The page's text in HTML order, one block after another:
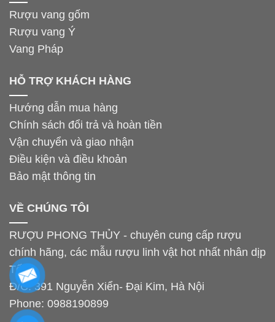
Rượu vang gốm
Rượu vang Ý
Vang Pháp
HỖ TRỢ KHÁCH HÀNG
Hướng dẫn mua hàng
Chính sách đổi trả và hoàn tiền
Vận chuyển và giao nhận
Điều kiện và điều khoản
Bảo mật thông tin
VỀ CHÚNG TÔI
RƯỢU PHONG THỦY - chuyên cung cấp rượu
chính hãng, các mẫu rượu linh vật hot nhất nhân dịp
Tết.
Đ/C: 391 Nguyễn Xiển- Đại Kim, Hà Nội
Phone: 0988190899